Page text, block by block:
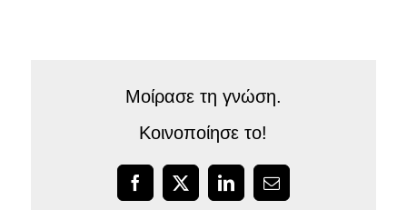
Μοίρασε τη γνώση.
Κοινοποίησε το!
Facebook
X LinkedInEmail